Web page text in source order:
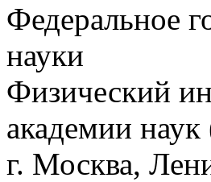
Федеральное
науки
Физический
академии наук
г. Москва,